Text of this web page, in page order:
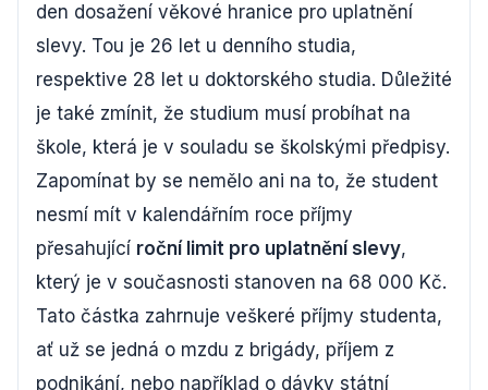
den dosažení věkové hranice pro uplatnění
slevy. Tou je 26 let u denního studia,
respektive 28 let u doktorského studia. Důležité
je také zmínit, že studium musí probíhat na
škole, která je v souladu se školskými předpisy.
Zapomínat by se nemělo ani na to, že student
nesmí mít v kalendářním roce příjmy
přesahující roční limit pro uplatnění slevy,
který je v současnosti stanoven na 68 000 Kč.
Tato částka zahrnuje veškeré příjmy studenta,
ať už se jedná o mzdu z brigády, příjem z
podnikání, nebo například o dávky státní